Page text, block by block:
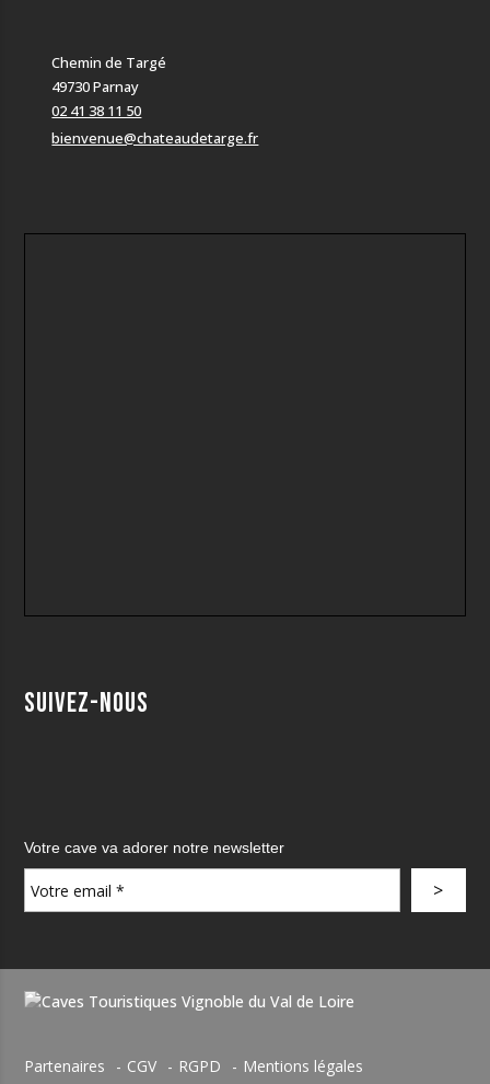
Chemin de Targé
49730 Parnay
02 41 38 11 50
bienvenue@chateaudetarge.fr
Suivez-nous
Votre cave va adorer notre newsletter
Partenaires CGV RGPD Mentions légales